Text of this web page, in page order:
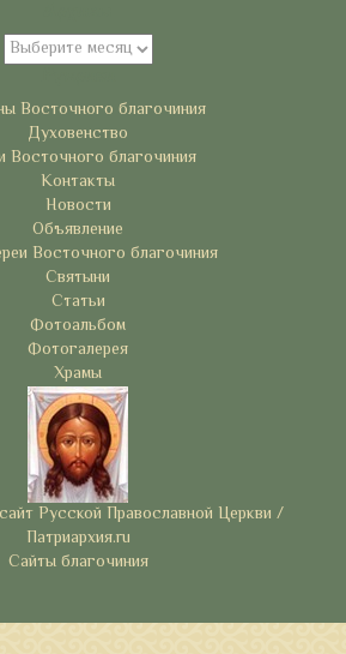
Архивы
Восточного благочиния
Духовенство
Восточного благочиния
Контакты
Новости
Объявление
Восточного благочиния
Святыни
Статьи
Фотоальбом
Фотогалерея
Храмы
Сайты благочиния